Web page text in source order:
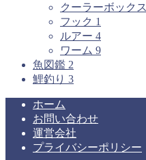
クーラーボックス
フック 1
ルアー 4
ワーム 9
魚図鑑 2
鯉釣り 3
ホーム
お問い合わせ
運営会社
プライバシーポリシー